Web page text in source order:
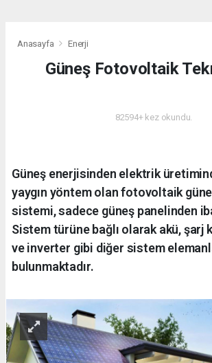
Anasayfa Enerji
Güneş Fotovoltaik
82594+ kez okundu.
Güneş enerjisinden elektrik
yaygın yöntem olan fotovoltaik
sistemi, sadece güneş panelinden
Sistem türüne bağlı olarak akü, şarj
ve inverter gibi diğer sistem
bulunmaktadır.